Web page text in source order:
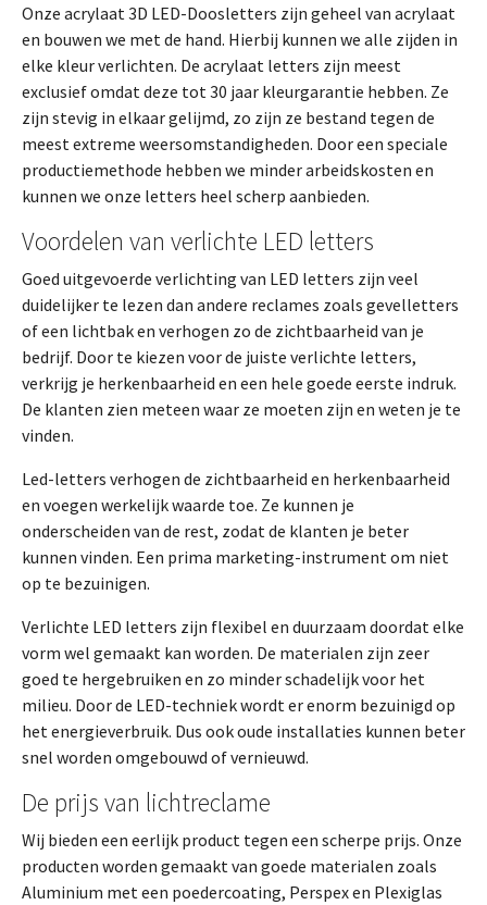
Onze acrylaat 3D LED-Doosletters zijn geheel van acrylaat
en bouwen we met de hand. Hierbij kunnen we alle zijden in
elke kleur verlichten. De acrylaat letters zijn meest
exclusief omdat deze tot 30 jaar kleurgarantie hebben. Ze
zijn stevig in elkaar gelijmd, zo zijn ze bestand tegen de
meest extreme weersomstandigheden. Door een speciale
productiemethode hebben we minder arbeidskosten en
kunnen we onze letters heel scherp aanbieden.
Voordelen van verlichte LED letters
Goed uitgevoerde verlichting van LED letters zijn veel
duidelijker te lezen dan andere reclames zoals gevelletters
of een lichtbak en verhogen zo de zichtbaarheid van je
bedrijf. Door te kiezen voor de juiste verlichte letters,
verkrijg je herkenbaarheid en een hele goede eerste indruk.
De klanten zien meteen waar ze moeten zijn en weten je te
vinden.
Led-letters verhogen de zichtbaarheid en herkenbaarheid
en voegen werkelijk waarde toe. Ze kunnen je
onderscheiden van de rest, zodat de klanten je beter
kunnen vinden. Een prima marketing-instrument om niet
op te bezuinigen.
Verlichte LED letters zijn flexibel en duurzaam doordat elke
vorm wel gemaakt kan worden. De materialen zijn zeer
goed te hergebruiken en zo minder schadelijk voor het
milieu. Door de LED-techniek wordt er enorm bezuinigd op
het energieverbruik. Dus ook oude installaties kunnen beter
snel worden omgebouwd of vernieuwd.
De prijs van lichtreclame
Wij bieden een eerlijk product tegen een scherpe prijs. Onze
producten worden gemaakt van goede materialen zoals
Aluminium met een poedercoating, Perspex en Plexiglas